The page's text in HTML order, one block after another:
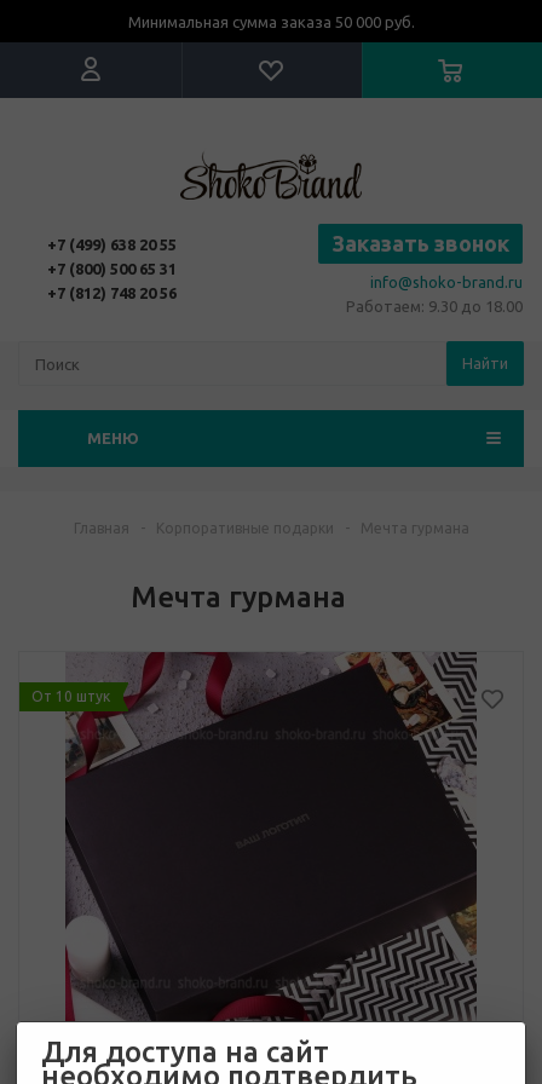
Минимальная сумма заказа 50 000 руб.
+7 (499) 638 20 55
+7 (800) 500 65 31
+7 (812) 748 20 56
Заказать звонок
info@shoko-brand.ru
Работаем: 9.30 до 18.00
Найти
МЕНЮ
Главная - Корпоративные подарки - Мечта гурмана
Мечта гурмана
От 10 штук
Для доступа на сайт
необходимо подтвердить